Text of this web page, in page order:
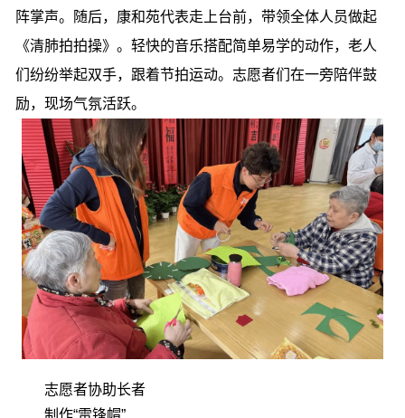
阵掌声。随后，康和苑代表走上台前，带领全体人员做起
《清肺拍拍操》 。轻快的音乐搭配简单易学的动作，老人
们纷纷举起双手，跟着节拍运动。志愿者们在一旁陪伴鼓
励，现场气氛活跃。
志愿者协助长者
制作“雷锋帽”